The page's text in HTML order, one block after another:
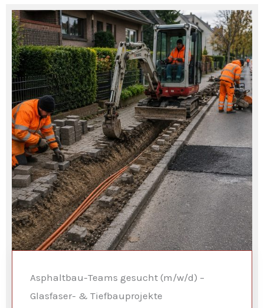
Asphaltbau-Teams gesucht (m/w/d) –
Glasfaser- & Tiefbauprojekte